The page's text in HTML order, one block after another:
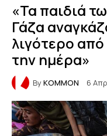
«Τα παιδιά
Γάζα
λιγότερο
την ημέρα»
ByKOMMON 6